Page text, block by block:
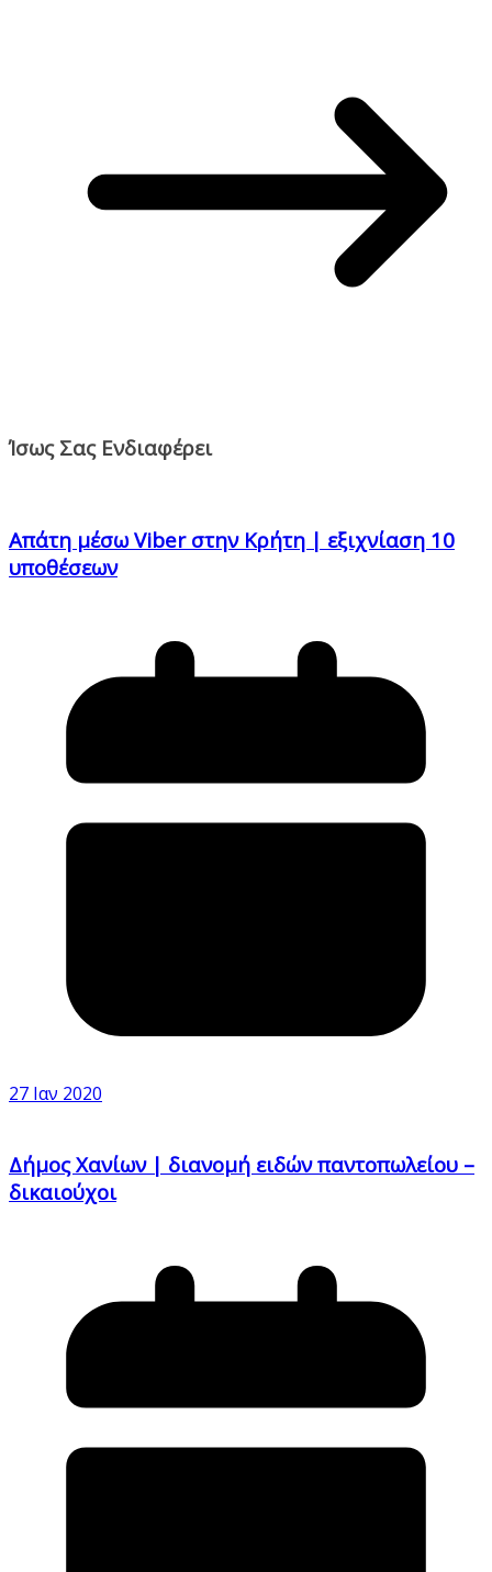
Ίσως Σας Ενδιαφέρει
Απάτη μέσω Viber στην Κρήτη | εξιχνίαση 10
υποθέσεων
27 Ιαν 2020
Δήμος Χανίων | διανομή ειδών παντοπωλείου –
δικαιούχοι